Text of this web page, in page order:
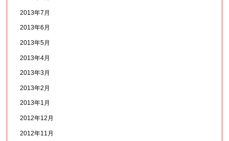
2013年7月
2013年6月
2013年5月
2013年4月
2013年3月
2013年2月
2013年1月
2012年12月
2012年11月